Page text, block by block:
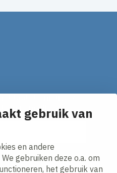
gebruik van
en andere
gebruiken deze o.a. om
het gebruik van
in je mailbox!
statement.